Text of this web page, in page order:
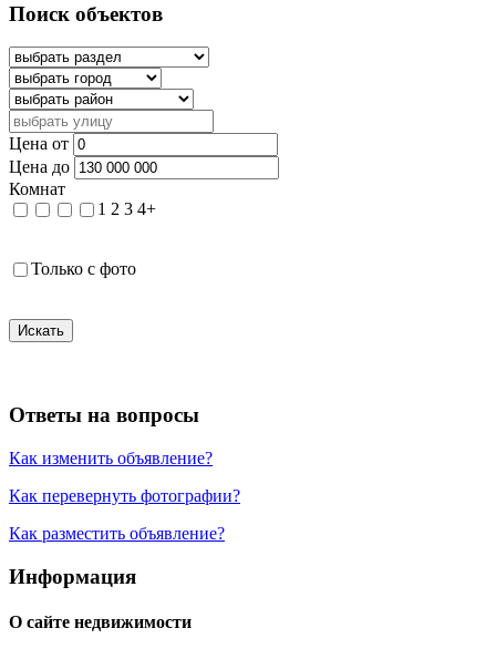
Поиск объектов
Цена от
Цена до
Комнат
1 2 3 4+
Только с фото
Искать
Ответы на вопросы
Как изменить объявление?
Как перевернуть фотографии?
Как разместить объявление?
Информация
О сайте недвижимости